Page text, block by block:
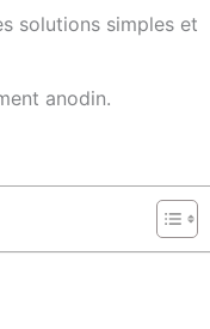
solutions simples et
anodin.